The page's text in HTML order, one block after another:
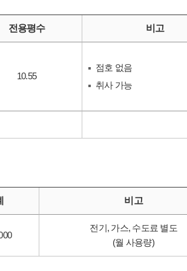
전용평수 비고
10.55
점호 없음
취사 가능
비고
전기, 가스, 수도료 별도
(월 사용량)